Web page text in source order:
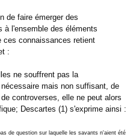
de faire émerger des
à l'ensemble des éléments
ces connaissances retient
:
ne souffrent pas la
mais non suffisant, de
controverses, elle ne peut alors
Descartes (1) s'exprime ainsi :
de question sur laquelle les savants n'aient été